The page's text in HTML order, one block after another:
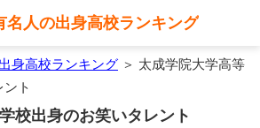
名人の出身高校ランキング
身高校ランキング ＞ 太成学院大学高等
ト
校出身のお笑いタレント